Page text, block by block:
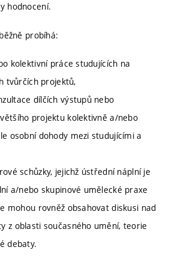
hodnocení.
probíhá:
kolektivní práce studujících na
tvůrčích projektů,
dílčích výstupů nebo
projektu kolektivně a/nebo
osobní dohody mezi studujícími a
schůzky, jejichž ústřední náplní je
a/nebo skupinové umělecké praxe
mohou rovněž obsahovat diskusi nad
z oblasti současného umění, teorie
debaty.